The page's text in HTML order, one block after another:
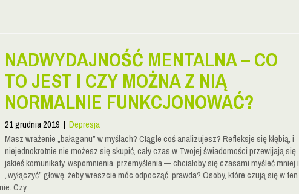
NADWYDAJNOŚĆ MENTALNA – CO
TO JEST I CZY MOŻNA Z NIĄ
NORMALNIE FUNKCJONOWAĆ?
21 grudnia 2019 | Depresja
Masz wrażenie „bałaganu” w myślach? CIągle coś analizujesz? Refleksje się kłębią, i
niejednokrotnie nie możesz się skupić, cały czas w Twojej świadomości przewijają się
jakieś komunikaty, wspomnienia, przemyślenia — chciałoby się czasami myśleć mniej i
„wyłączyć” głowę, żeby wreszcie móc odpocząć, prawda? Osoby, które czują się w ten
Czy